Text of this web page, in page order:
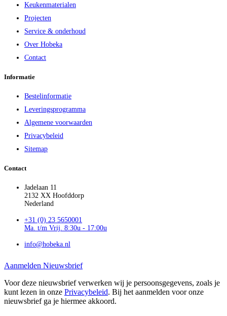
Keukenmaterialen
Projecten
Service & onderhoud
Over Hobeka
Contact
Informatie
Bestelinformatie
Leveringsprogramma
Algemene voorwaarden
Privacybeleid
Sitemap
Contact
Jadelaan 11
2132 XX Hoofddorp
Nederland
+31 (0) 23 5650001
Ma. t/m Vrij. 8:30u - 17:00u
info@hobeka.nl
Aanmelden Nieuwsbrief
Voor deze nieuwsbrief verwerken wij je persoonsgegevens, zoals je
kunt lezen in onze Privacybeleid. Bij het aanmelden voor onze
nieuwsbrief ga je hiermee akkoord.